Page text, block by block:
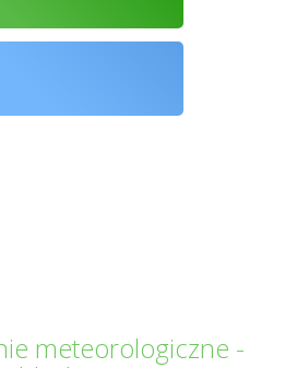
meteorologiczne -